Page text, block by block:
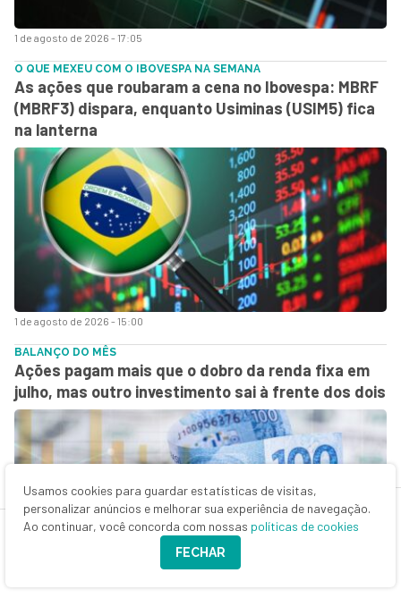
1 de agosto de 2026 - 17:05
1 de agosto de 2026 - 15:00
O QUE MEXEU COM O IBOVESPA NA SEMANA
As ações que roubaram a cena no Ibovespa: MBRF
(MBRF3) dispara, enquanto Usiminas (USIM5) fica
na lanterna
BALANÇO DO MÊS
Ações pagam mais que o dobro da renda fixa em
julho, mas outro investimento sai à frente dos dois
Usamos cookies para guardar estatísticas de visitas,
personalizar anúncios e melhorar sua experiência de navegação.
Ao continuar, você concorda com nossas políticas de cookies
FECHAR